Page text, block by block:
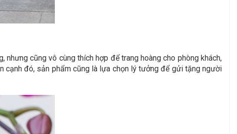
cũng vô cùng thích hợp để trang hoàng cho phòng khách,
cạnh đó, sản phẩm cũng là lựa chọn lý tưởng để gửi tặng người